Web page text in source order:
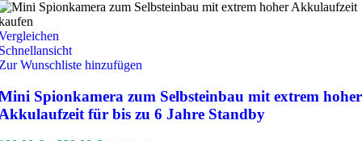
Wunschliste hinzufügen
Spionkamera zum Selbsteinbau mit extrem hoher
für bis zu 6 Jahre Standby